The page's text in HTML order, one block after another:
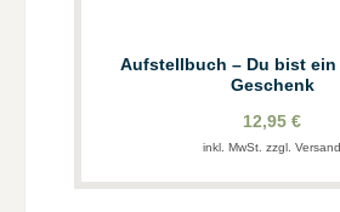
Aufstellbuch – Du bist
Geschenk
12,95 €
inkl. MwSt. zzgl. Versand